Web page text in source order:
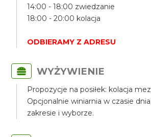
14:00 - 18:00 zwiedzanie
18:00 - 20:00 kolacja
ODBIERAMY Z ADRESU
WYŻYWIENIE
Propozycje na posiłek: kolacja
Opcjonalnie winiarnia w czasie
zakresie i wyborze.